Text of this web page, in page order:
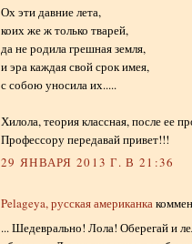
Ох эти давние лета,
коих же ж только тварей,
да не родила грешная земля,
и эра каждая свой срок имея,
с собою уносила их.....
Хилола, теория классная, после ее
Профессору передавай привет!!!
29 ЯНВАРЯ 2013 Г. В 21:36
Pelageya, русская американка
... Шедеврально! Лола! Оберегай и